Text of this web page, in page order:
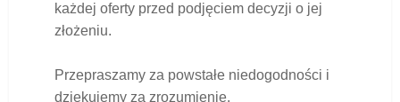
każdej oferty przed podjęciem decyzji o jej
złożeniu.
Przepraszamy za powstałe niedogodności i
dziękujemy za zrozumienie.